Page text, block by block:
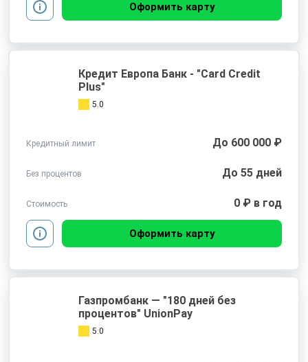
Оформить карту
Кредит Европа Банк - "Card Credit
Plus"
5.0
Кредитный лимит До 600 000 ₽
Без процентов До 55 дней
Стоимость 0 ₽ в год
Оформить карту
Газпромбанк — "180 дней без
процентов" UnionPay
5.0